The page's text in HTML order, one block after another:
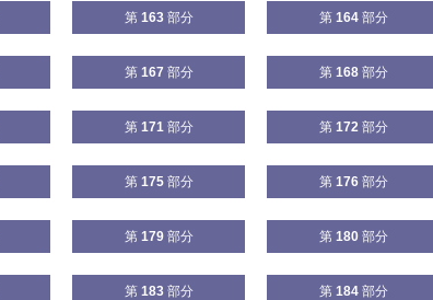
第 163部分 第 164部分
第 167 部分 第 168部分
第 171部分 第 172部分
第 175部分 第 176部分
第 179部分 第 180部分
第 183部分 第 184部分